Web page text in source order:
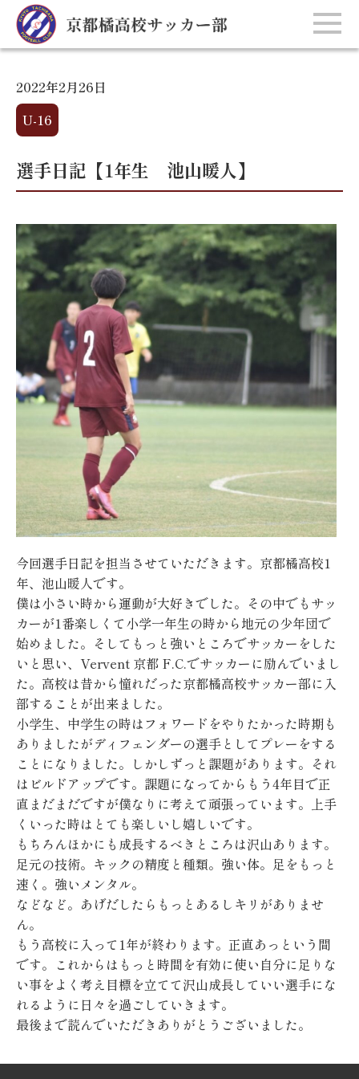
2022年2月26日
U-16
選手日記【1年生 池山暖人】
今回選手日記を担当させていただきます。京都橘高校1
年、池山暖人です。
僕は小さい時から運動が大好きでした。その中でもサッ
カーが1番楽しくて小学一年生の時から地元の少年団で
始めました。そしてもっと強いところでサッカーをした
いと思い、Vervent 京都 F.C.でサッカーに励んでいまし
た。高校は昔から憧れだった京都橘高校サッカー部に入
部することが出来ました。
小学生、中学生の時はフォワードをやりたかった時期も
ありましたがディフェンダーの選手としてプレーをする
ことになりました。しかしずっと課題があります。それ
はビルドアップです。課題になってからもう4年目で正
直まだまだですが僕なりに考えて頑張っています。上手
くいった時はとても楽しいし嬉しいです。
もちろんほかにも成長するべきところは沢山あります。
足元の技術。キックの精度と種類。強い体。足をもっと
速く。強いメンタル。
などなど。あげだしたらもっとあるしキリがありませ
ん。
もう高校に入って1年が終わります。正直あっという間
です。これからはもっと時間を有効に使い自分に足りな
い事をよく考え目標を立てて沢山成長していい選手にな
れるように日々を過ごしていきます。
最後まで読んでいただきありがとうございました。